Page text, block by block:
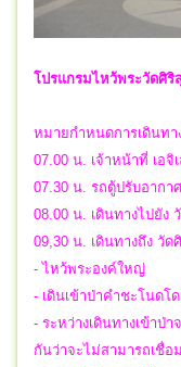
โปรแกรมไหว้พระวัดศิ
หมายกำหนดการเดินทา
07.00 น. เจ้าหน้าที่ เอ
07.30 น. รถตู้ปรับอากา
08.00 น. เดินทางไปยัง
09,30 น. เดินทางถึง วั
- ไหว้พระองค์ใหญ่
- เดินเข้าป่าคำชะโนดโ
- ระหว่างเดินทางเข้าป่
กันว่าจะไม่สามารถเชื่อ